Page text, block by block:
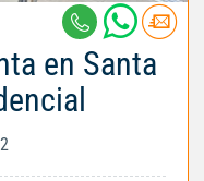
en Santa